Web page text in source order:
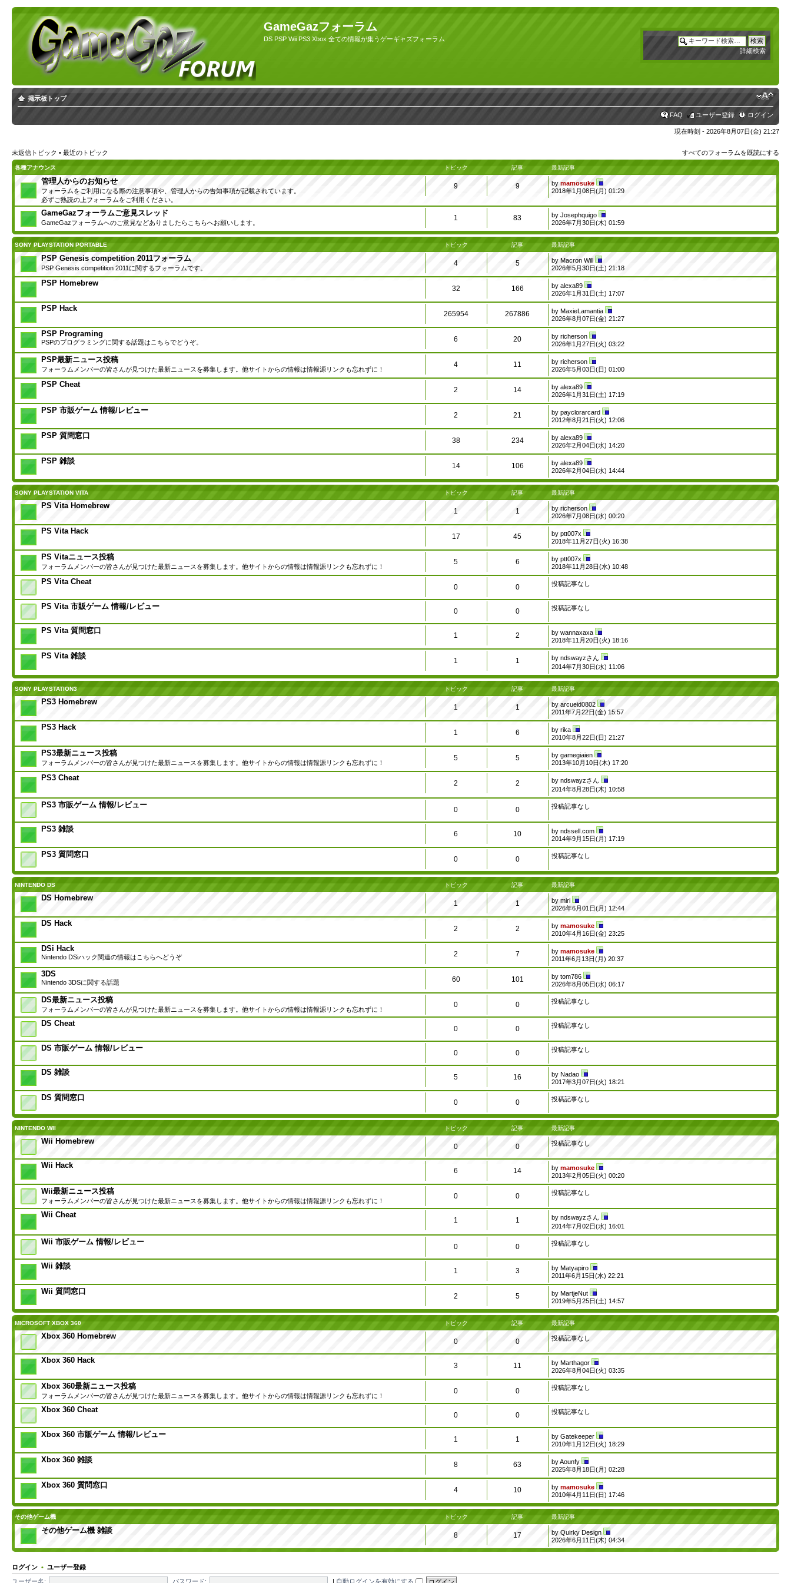
GameGazフォーラム
DS PSP Wii PS3 Xbox 全ての情報が集うゲーギャズフォーラム
詳細検索
掲示板トップ
FAQ ユーザー登録 ログイン
現在時刻 - 2026年8月07日(金) 21:27
未返信トピック • 最近のトピック すべてのフォーラムを既読にする
各種アナウンス トピック 記事 最新記事
管理人からのお知らせ
フォーラムをご利用になる際の注意事項や、管理人からの告知事項が記載されています。
必ずご熟読の上フォーラムをご利用ください。
9 9 bymamosuke
2018年1月08日(月) 01:29
GameGazフォーラムご意見スレッド
GameGazフォーラムへのご意見などありましたらこちらへお願いします。
1 83 byJosephquigo
2026年7月30日(木) 01:59
SONY PLAYSTATION PORTABLE トピック 記事 最新記事
PSP Genesis competition 2011フォーラム
PSP Genesis competition 2011に関するフォーラムです。
4 5 byMacron Will
2026年5月30日(土) 21:18
PSP Homebrew
32 166 byalexa89
2026年1月31日(土) 17:07
PSP Hack
265954 267886 byMaxieLamantia
2026年8月07日(金) 21:27
PSP Programing
PSPのプログラミングに関する話題はこちらでどうぞ。 6 20 byricherson
2026年1月27日(火) 03:22
PSP最新ニュース投稿
フォーラムメンバーの皆さんが見つけた最新ニュースを募集します。他サイトからの情報は情報源リンクも忘れずに！
4 11 byricherson
2026年5月03日(日) 01:00
PSP Cheat
2 14 byalexa89
2026年1月31日(土) 17:19
PSP 市販ゲーム 情報/レビュー
2 21 bypayclorarcard
2012年8月21日(火) 12:06
PSP 質問窓口
38 234 byalexa89
2026年2月04日(水) 14:20
PSP 雑談
14 106 byalexa89
2026年2月04日(水) 14:44
SONY PLAYSTATION VITA トピック 記事 最新記事
PS Vita Homebrew
1 1 byricherson
2026年7月08日(水) 00:20
PS Vita Hack
17 45 byptt007x
2018年11月27日(火) 16:38
PS Vitaニュース投稿
フォーラムメンバーの皆さんが見つけた最新ニュースを募集します。他サイトからの情報は情報源リンクも忘れずに！
5 6 byptt007x
2018年11月28日(水) 10:48
PS Vita Cheat
0 0 投稿記事なし
PS Vita 市販ゲーム 情報/レビュー
0 0 投稿記事なし
PS Vita 質問窓口
1 2 bywannaxaxa
2018年11月20日(火) 18:16
PS Vita 雑談
1 1 byndswayzさん
2014年7月30日(水) 11:06
SONY PLAYSTATION3 トピック 記事 最新記事
PS3 Homebrew
1 1 byarcueid0802
2011年7月22日(金) 15:57
PS3 Hack
1 6 byrika
2010年8月22日(日) 21:27
PS3最新ニュース投稿
フォーラムメンバーの皆さんが見つけた最新ニュースを募集します。他サイトからの情報は情報源リンクも忘れずに！
5 5 bygamegiaien
2013年10月10日(木) 17:20
PS3 Cheat
2 2 byndswayzさん
2014年8月28日(木) 10:58
PS3 市販ゲーム 情報/レビュー
0 0 投稿記事なし
PS3 雑談
6 10 byndssell.com
2014年9月15日(月) 17:19
PS3 質問窓口
0 0 投稿記事なし
NINTENDO DS トピック 記事 最新記事
DS Homebrew
1 1 bymiri
2026年6月01日(月) 12:44
DS Hack
2 2 bymamosuke
2010年4月16日(金) 23:25
DSi Hack
Nintendo DSiハック関連の情報はこちらへどうぞ 2 7 bymamosuke
2011年6月13日(月) 20:37
3DS
Nintendo 3DSに関する話題 60 101 bytom786
2026年8月05日(水) 06:17
DS最新ニュース投稿
フォーラムメンバーの皆さんが見つけた最新ニュースを募集します。他サイトからの情報は情報源リンクも忘れずに！
0 0 投稿記事なし
DS Cheat
0 0 投稿記事なし
DS 市販ゲーム 情報/レビュー
0 0 投稿記事なし
DS 雑談
5 16 byNadao
2017年3月07日(火) 18:21
DS 質問窓口
0 0 投稿記事なし
NINTENDO WII トピック 記事 最新記事
Wii Homebrew
0 0 投稿記事なし
Wii Hack
6 14 bymamosuke
2013年2月05日(火) 00:20
Wii最新ニュース投稿
フォーラムメンバーの皆さんが見つけた最新ニュースを募集します。他サイトからの情報は情報源リンクも忘れずに！
0 0 投稿記事なし
Wii Cheat
1 1 byndswayzさん
2014年7月02日(水) 16:01
Wii 市販ゲーム 情報/レビュー
0 0 投稿記事なし
Wii 雑談
1 3 byMatyapiro
2011年6月15日(水) 22:21
Wii 質問窓口
2 5 byMartjeNut
2019年5月25日(土) 14:57
MICROSOFT XBOX 360 トピック 記事 最新記事
Xbox 360 Homebrew
0 0 投稿記事なし
Xbox 360 Hack
3 11 byMarthagor
2026年8月04日(火) 03:35
Xbox 360最新ニュース投稿
フォーラムメンバーの皆さんが見つけた最新ニュースを募集します。他サイトからの情報は情報源リンクも忘れずに！
0 0 投稿記事なし
Xbox 360 Cheat
0 0 投稿記事なし
Xbox 360 市販ゲーム 情報/レビュー
1 1 byGatekeeper
2010年1月12日(火) 18:29
Xbox 360 雑談
8 63 byAounfy
2025年8月18日(月) 02:28
Xbox 360 質問窓口
4 10 bymamosuke
2010年4月11日(日) 17:46
その他ゲーム機 トピック 記事 最新記事
その他ゲーム機 雑談
8 17 byQuirky Design
2026年6月11日(木) 04:34
ログイン • ユーザー登録
ユーザー名: パスワード: | 自動ログインを有効にする